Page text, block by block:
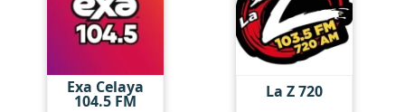
Exa Celaya
104.5 FM La Z 720